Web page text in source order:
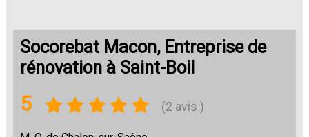
Socorebat Macon, Entreprise de
rénovation à Saint-Boil
5 (2 avis )